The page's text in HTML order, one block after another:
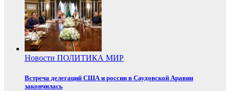
Новости ПОЛИТИКА МИР
Встреча делегаций США и россии в Саудовской Аравии
закончилась